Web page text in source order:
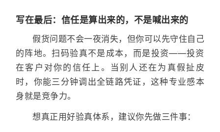
写在最后：信任是算出来的，不是喊出来的
假货问题不会一夜消失，但你可以先守住自己
的阵地。扫码验真不是成本，而是投资——投资
在客户对你的信任上。当别人还在为真假扯皮
时，你能三分钟调出全链路凭证，这种专业感本
身就是竞争力。
想真正用好验真体系，建议你先做三件事：